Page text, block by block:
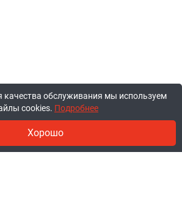
качества обслуживания мы используем
cookies. Подробнее
Хорошо